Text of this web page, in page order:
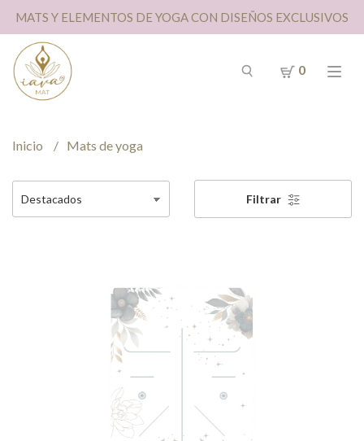
MATS Y ELEMENTOS DE YOGA CON DISEÑOS EXCLUSIVOS
0
Inicio Mats de yoga
Filtrar